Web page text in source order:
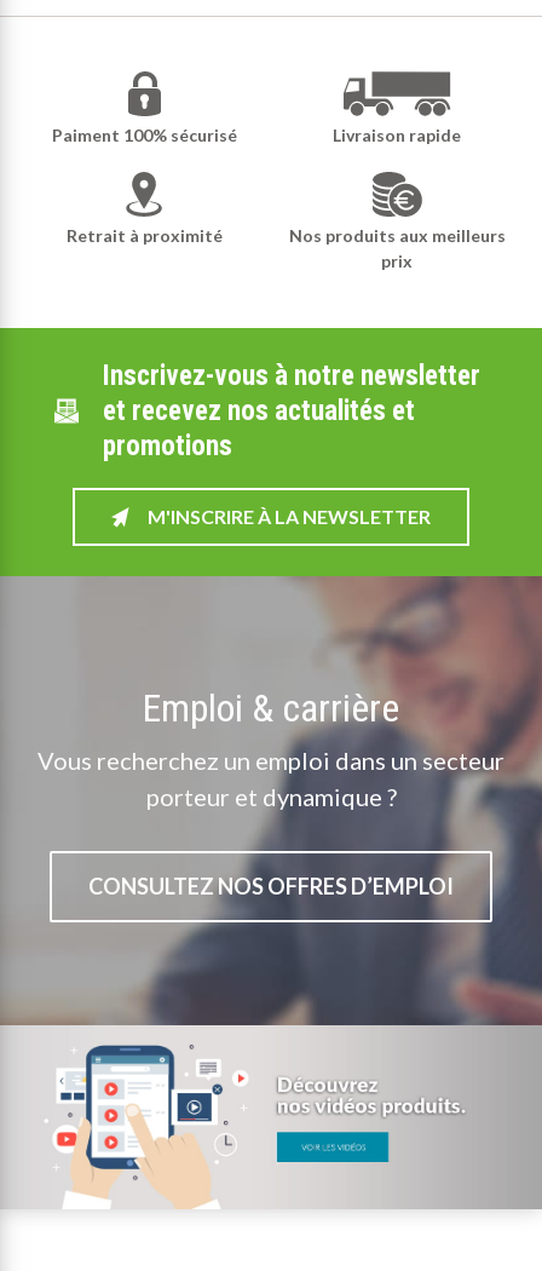
Paiment 100% sécurisé Livraison rapide
Retrait à proximité
Nos produits aux meilleurs
prix
Inscrivez-vous à notre newsletter
et recevez nos actualités et
promotions
M'INSCRIRE À LA NEWSLETTER
Emploi & carrière
Vous recherchez un emploi dans un secteur
porteur et dynamique ?
CONSULTEZ NOS OFFRES D’EMPLOI